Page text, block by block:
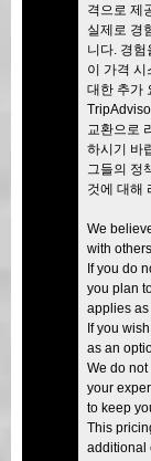
격으로 제
실제로 경
니다. 경험
이 가격 시
대한 추가
교환으로
하시기 바
그들의 정
것에 대해
We
with
If you do
you plan
applies as
If you
as an
We do
your
to keep
This
additional